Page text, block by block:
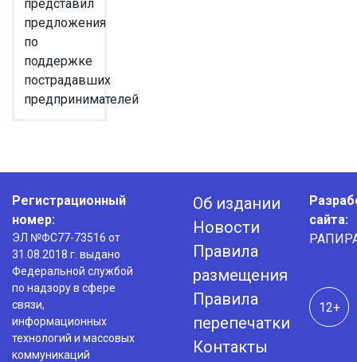
представил
предложения
по
поддержке
пострадавших
предпринимателей
Регистрационный
номер:
ЭЛ №ФС77-73516 от
31.08.2018 г. выдано
Федеральной службой
по надзору в сфере
связи,
информационных
технологий и массовых
коммуникаций
Об издании
Новости
Правила
размещения
Правила
перепечатки
Контакты
сайта:
12+